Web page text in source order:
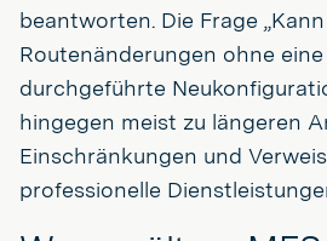
beantworten. Die Frage
Routenänderungen ohne
durchgeführte
hingegen meist zu längeren
Einschränkungen und
professionelle